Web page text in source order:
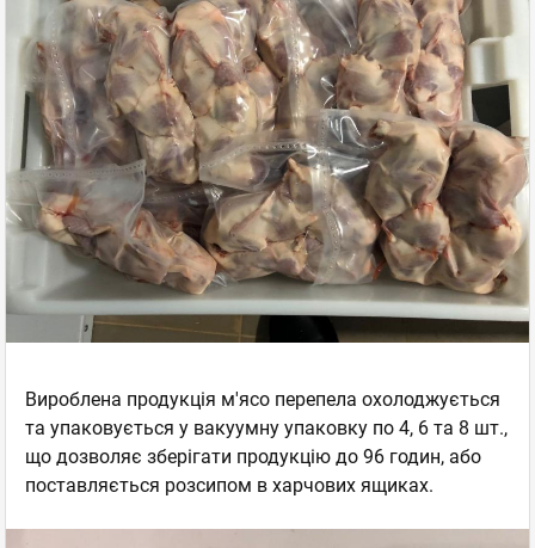
Вироблена продукція м'ясо перепела охолоджується
та упаковується у вакуумну упаковку по 4, 6 та 8 шт.,
що дозволяє зберігати продукцію до 96 годин, або
поставляється розсипом в харчових ящиках.